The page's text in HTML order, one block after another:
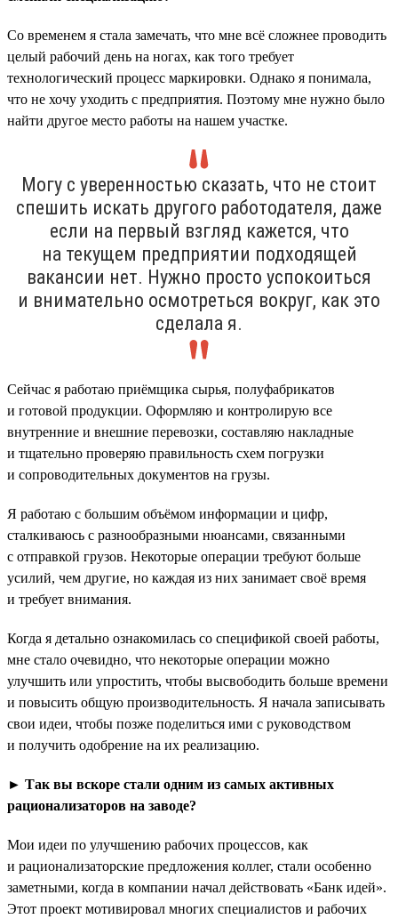
Со временем я стала замечать, что мне всё сложнее проводить
целый рабочий день на ногах, как того требует
технологический процесс маркировки. Однако я понимала,
что не хочу уходить с предприятия. Поэтому мне нужно было
найти другое место работы на нашем участке.
Могу с уверенностью сказать, что не стоит
спешить искать другого работодателя, даже
если на первый взгляд кажется, что
на текущем предприятии подходящей
вакансии нет. Нужно просто успокоиться
и внимательно осмотреться вокруг, как это
сделала я.
Сейчас я работаю приёмщика сырья, полуфабрикатов
и готовой продукции. Оформляю и контролирую все
внутренние и внешние перевозки, составляю накладные
и тщательно проверяю правильность схем погрузки
и сопроводительных документов на грузы.
Я работаю с большим объёмом информации и цифр,
сталкиваюсь с разнообразными нюансами, связанными
с отправкой грузов. Некоторые операции требуют больше
усилий, чем другие, но каждая из них занимает своё время
и требует внимания.
Когда я детально ознакомилась со спецификой своей работы,
мне стало очевидно, что некоторые операции можно
улучшить или упростить, чтобы высвободить больше времени
и повысить общую производительность. Я начала записывать
свои идеи, чтобы позже поделиться ими с руководством
и получить одобрение на их реализацию.
► Так вы вскоре стали одним из самых активных
рационализаторов на заводе?
Мои идеи по улучшению рабочих процессов, как
и рационализаторские предложения коллег, стали особенно
заметными, когда в компании начал действовать «Банк идей».
Этот проект мотивировал многих специалистов и рабочих